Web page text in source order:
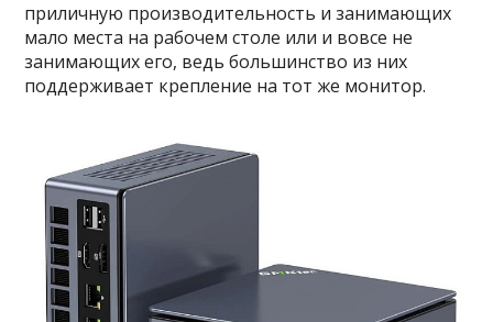
приличную производительность и занимающих
мало места на рабочем столе или и вовсе не
занимающих его, ведь большинство из них
поддерживает крепление на тот же монитор.